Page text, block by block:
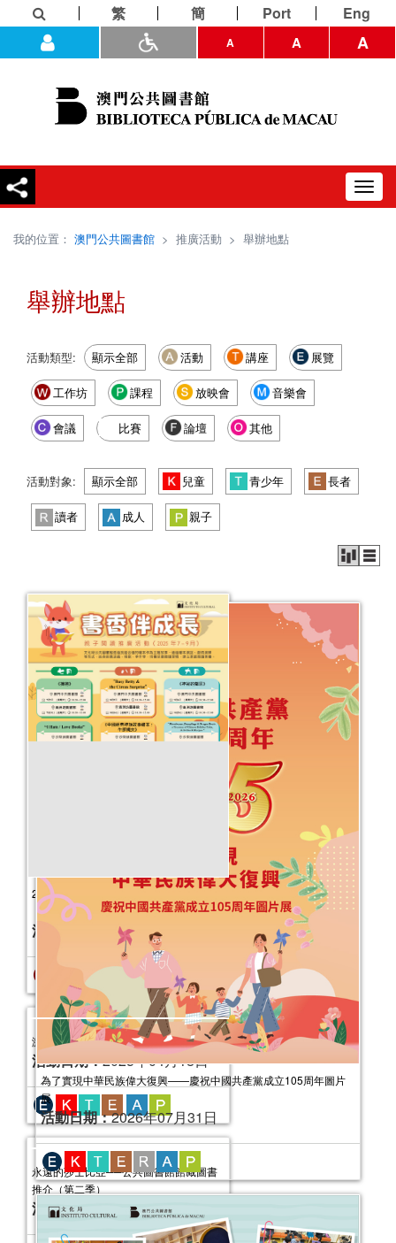
繁 簡 Port Eng
A A A
我的位置： 澳門公共圖書館 > 推廣活動 > 舉辦地點
舉辦地點
活動類型: 顯示全部 活動 講座 展覽
工作坊 課程 放映會 音樂會
會議 比賽 論壇 其他
活動對象: 顯示全部 兒童 青少年 長者
讀者 成人 親子
為了實現中華民族偉大復興——慶祝中國共產黨成立105周年圖片
展
活動日期：2026年07月31日
2025年“書香伴成長”親子閱讀推廣活動
（7-9月）
活動日期： 2025年07月05日
報名結束